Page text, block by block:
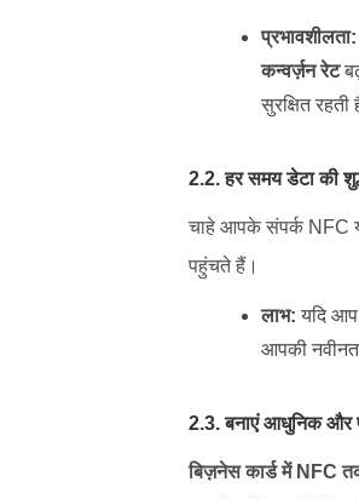
प्रभावशीलता:
कन्वर्ज़न रेट
सुरक्षित रहती
2.2. हर समय डेटा की
चाहे आपके संपर्क NFC
पहुंचते हैं।
लाभ: यदि आप
आपकी
2.3. बनाएं आधुनिक और
बिज़नेस कार्ड में NFC